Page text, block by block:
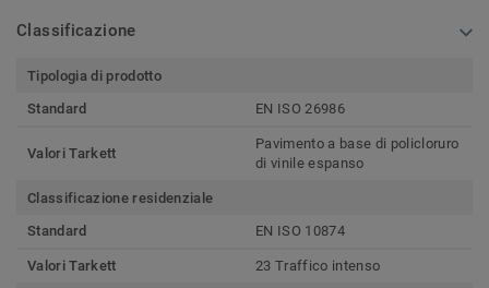
Classificazione
Tipologia di prodotto
Standard
EN ISO 26986
Valori Tarkett
Pavimento a base di policloruro
di vinile espanso
Classificazione residenziale
Standard
EN ISO 10874
Valori Tarkett 23 Traffico intenso